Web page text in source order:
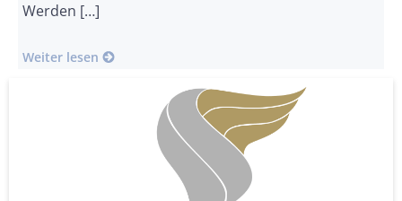
Werden […]
Weiter lesen